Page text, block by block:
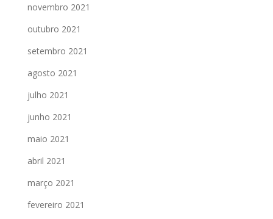
novembro 2021
outubro 2021
setembro 2021
agosto 2021
julho 2021
junho 2021
maio 2021
abril 2021
março 2021
fevereiro 2021